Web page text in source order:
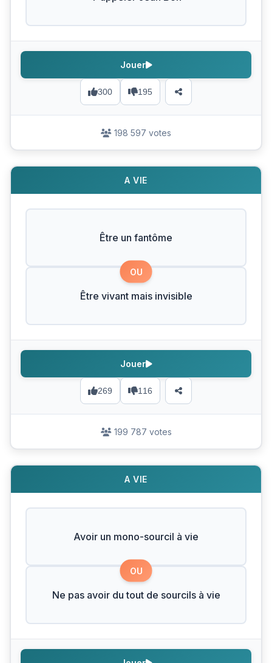
300 195
Jouer
198 597 votes
A VIE
Être un fantôme
OU
Être vivant mais invisible
269 116
Jouer
199 787 votes
A VIE
Avoir un mono-sourcil à vie
OU
Ne pas avoir du tout de sourcils à vie